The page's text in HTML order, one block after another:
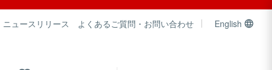
ニュースリリース よくあるご質問・お問い合わせ English